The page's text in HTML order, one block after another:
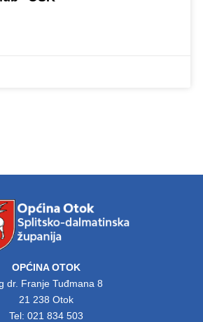
OPĆINA OTOK
dr. Franje Tuđmana 8
21 238 Otok
Tel: 021 834 503